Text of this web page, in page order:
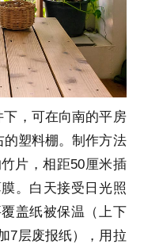
下，可在向南的平房
塑料棚。制作方法
片，相距50厘米插
。白天接受日光照
盖纸被保温（上下
7层废报纸），用拉